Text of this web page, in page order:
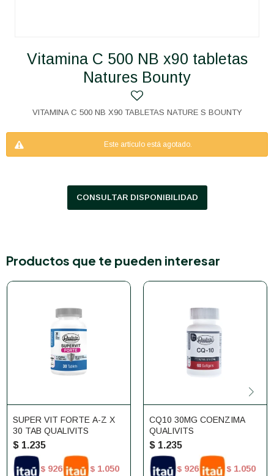
Vitamina C 500 NB x90 tabletas
Natures Bounty
VITAMINA C 500 NB X90 TABLETAS NATURE S BOUNTY
Este artículo está agotado.
CONSULTAR DISPONIBILIDAD
Productos que te pueden interesar
SUPER VIT FORTE A-Z X
30 TAB QUALIVITS
$ 1.235
$ 926 $ 1.050
CQ10 30MG COENZIMA
QUALIVITS
$ 1.235
$ 926 $ 1.050